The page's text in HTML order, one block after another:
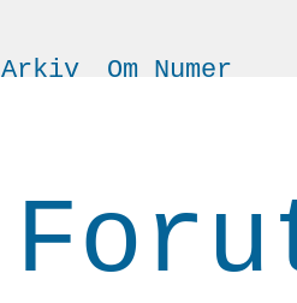
Arkiv Om Numer